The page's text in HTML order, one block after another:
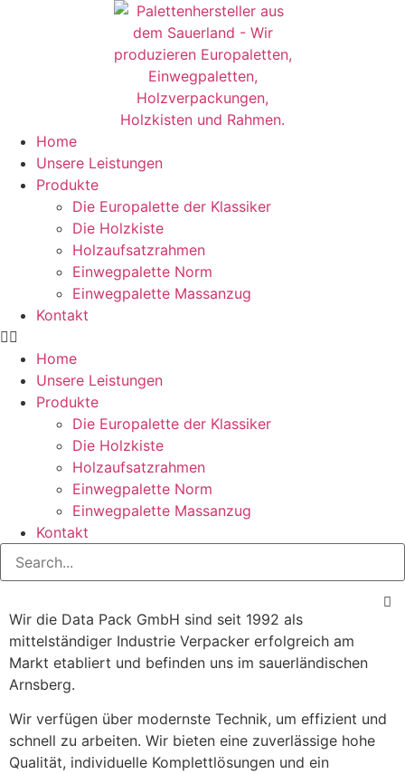
Home
Unsere Leistungen
Produkte
Die Europalette der Klassiker
Die Holzkiste
Holzaufsatzrahmen
Einwegpalette Norm
Einwegpalette Massanzug
Kontakt
Home
Unsere Leistungen
Produkte
Die Europalette der Klassiker
Die Holzkiste
Holzaufsatzrahmen
Einwegpalette Norm
Einwegpalette Massanzug
Kontakt
Wir die Data Pack GmbH sind seit 1992 als
mittelständiger Industrie Verpacker erfolgreich am
Markt etabliert und befinden uns im sauerländischen
Arnsberg.
Wir verfügen über modernste Technik, um effizient und
schnell zu arbeiten. Wir bieten eine zuverlässige hohe
Qualität, individuelle Komplettlösungen und ein